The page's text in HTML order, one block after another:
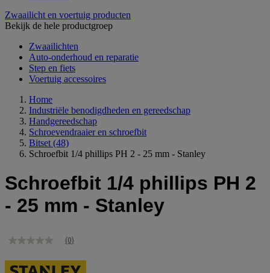
Zwaailicht en voertuig producten
Bekijk de hele productgroep
Zwaailichten
Auto-onderhoud en reparatie
Step en fiets
Voertuig accessoires
Home
Industriële benodigdheden en gereedschap
Handgereedschap
Schroevendraaier en schroefbit
Bitset (48)
Schroefbit 1/4 phillips PH 2 - 25 mm - Stanley
Schroefbit 1/4 phillips PH 2
- 25 mm - Stanley
Geen
Dezelfde
(0)